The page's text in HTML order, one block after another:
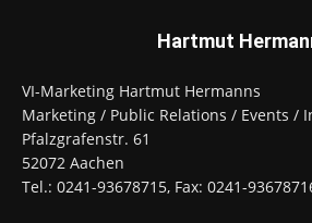
Hartmut
VI-Marketing Hartmut Hermanns
Marketing / Public Relations / Events /
Pfalzgrafenstr. 61
52072 Aachen
Tel.: 0241-93678715, Fax: 0241-